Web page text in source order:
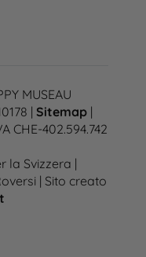
MUSEAU
| Sitemap|
CHE-402.594.742
la Svizzera |
| Sito creato